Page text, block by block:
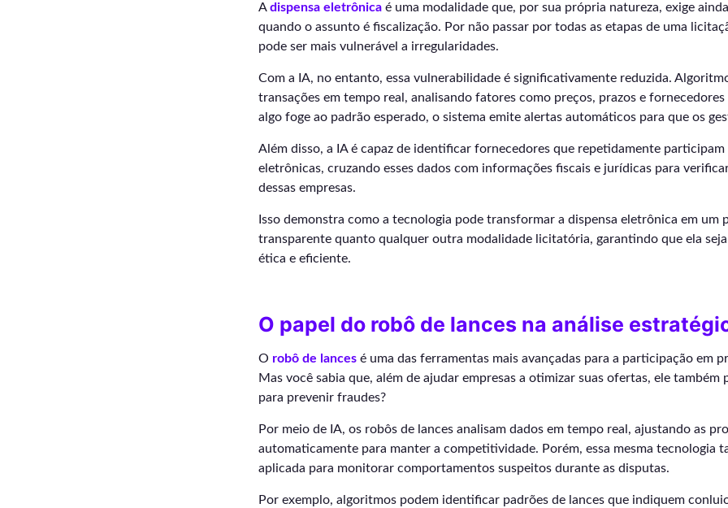
Adispensa eletrônica é uma modalidade que, por sua própria natureza, exige
quando o assunto é fiscalização. Por não passar por todas as etapas de uma
pode ser mais vulnerável a irregularidades.
Com a IA, no entanto, essa vulnerabilidade é significativamente reduzida.
transações em tempo real, analisando fatores como preços, prazos e fornecedores
algo foge ao padrão esperado, o sistema emite alertas automáticos para que os
Além disso, a IA é capaz de identificar fornecedores que repetidamente participam
eletrônicas, cruzando esses dados com informações fiscais e jurídicas para
dessas empresas.
Isso demonstra como a tecnologia pode transformar a dispensa eletrônica em um
transparente quanto qualquer outra modalidade licitatória, garantindo que ela
ética e eficiente.
O papel do robô de lances na análise
O robô de lances é uma das ferramentas mais avançadas para a participação em
Mas você sabia que, além de ajudar empresas a otimizar suas ofertas, ele também
para prevenir fraudes?
Por meio de IA, os robôs de lances analisam dados em tempo real, ajustando as
automaticamente para manter a competitividade. Porém, essa mesma tecnologia
aplicada para monitorar comportamentos suspeitos durante as disputas.
Por exemplo, algoritmos podem identificar padrões de lances que indiquem